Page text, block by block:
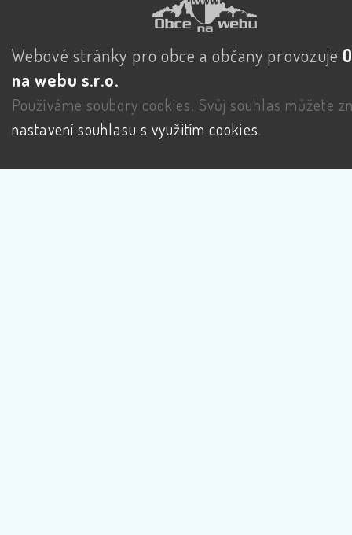
Webové stránky pro obce a občany provozuje
na webu s.r.o.
Používáme soubory cookies. Svůj souhlas můžete
nastavení souhlasu s využitím cookies.